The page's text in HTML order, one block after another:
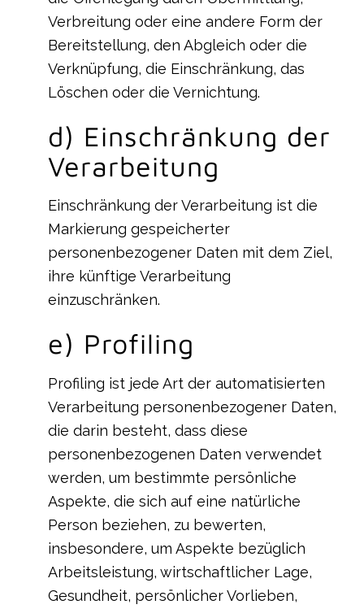
Verbreitung oder eine andere Form der
Bereitstellung, den Abgleich oder die
Verknüpfung, die Einschränkung, das
Löschen oder die Vernichtung.
d) Einschränkung der
Verarbeitung
Einschränkung der Verarbeitung ist die
Markierung gespeicherter
personenbezogener Daten mit dem Ziel,
ihre künftige Verarbeitung
einzuschränken.
e) Profiling
Profiling ist jede Art der automatisierten
Verarbeitung personenbezogener Daten,
die darin besteht, dass diese
personenbezogenen Daten verwendet
werden, um bestimmte persönliche
Aspekte, die sich auf eine natürliche
Person beziehen, zu bewerten,
insbesondere, um Aspekte bezüglich
Arbeitsleistung, wirtschaftlicher Lage,
Gesundheit, persönlicher Vorlieben,